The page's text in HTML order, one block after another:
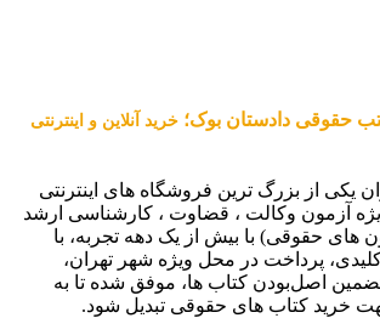
حقوقی دادستان بوک؛ خرید آنلاین و اینترنتی
یکی از بزرگ ترین فروشگاه های اینترنتی
آزمون وکالت ، قضاوت ، کارشناسی ارشد
های حقوقی) با بیش از یک دهه تجربه، با
پرداخت در محل ویژه شهر تهران،
اصل‌بودن کتاب ها، موفق شده تا به
خرید کتاب های حقوقی تبدیل شود.